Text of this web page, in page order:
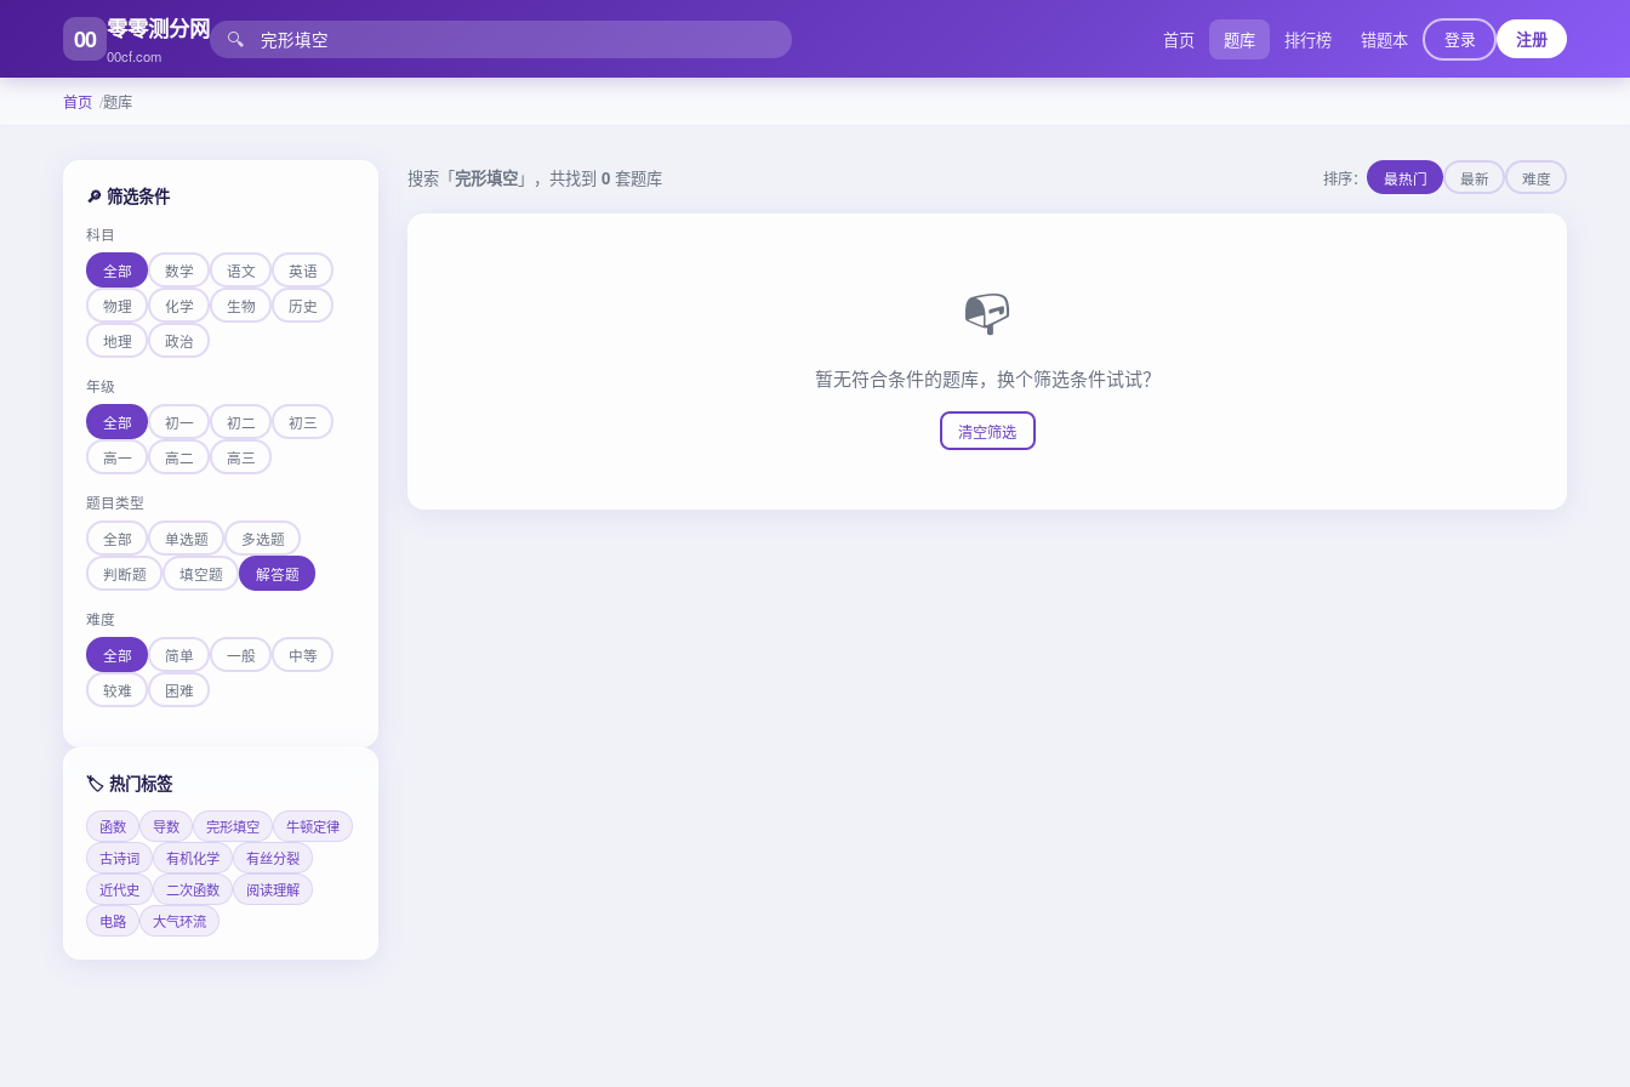
00 零零测分网
00cf.com
🔍 首页 题库 排行榜 错题本 登录 注册
首页 题库
🔎 筛选条件
科目
全部
数学 语文
英语
物理
化学 生物
历史
地理
政治
年级
全部
初一 初二
初三
高一
高二 高三
题目类型
全部
单选题
多选题
判断题
填空题 解答题
难度
全部
简单 一般
中等
较难
困难
🏷️ 热门标签
函数 导数 完形填空
牛顿定律
古诗词
有机化学
有丝分裂
近代史
二次函数
阅读理解
电路
大气环流
搜索「完形填空」，共找到 0 套题库 排序： 最热门 最新 难度
📭
暂无符合条件的题库，换个筛选条件试试？
清空筛选